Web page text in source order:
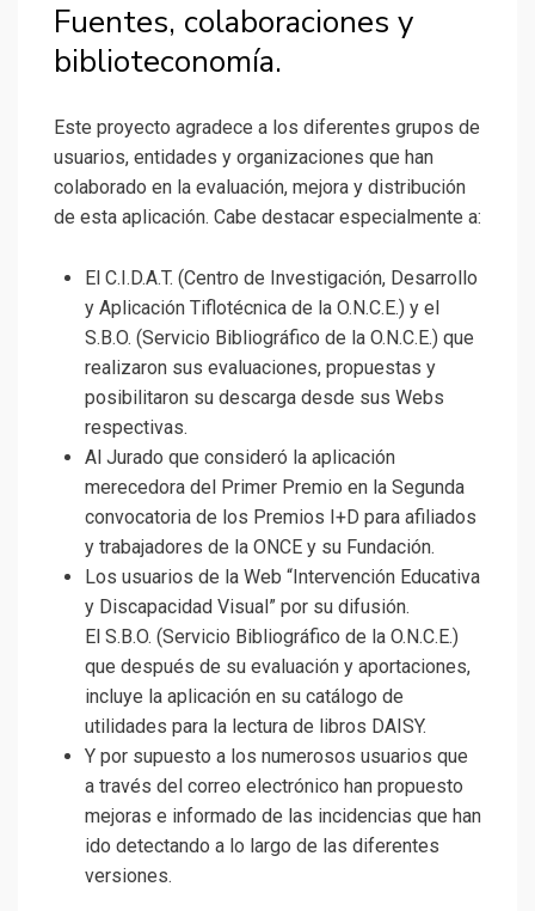
Fuentes, colaboraciones y
biblioteconomía.
Este proyecto agradece a los diferentes grupos de
usuarios, entidades y organizaciones que han
colaborado en la evaluación, mejora y distribución
de esta aplicación. Cabe destacar especialmente a:
El C.I.D.A.T. (Centro de Investigación, Desarrollo
y Aplicación Tiflotécnica de la O.N.C.E.) y el
S.B.O. (Servicio Bibliográfico de la O.N.C.E.) que
realizaron sus evaluaciones, propuestas y
posibilitaron su descarga desde sus Webs
respectivas.
Al Jurado que consideró la aplicación
merecedora del Primer Premio en la Segunda
convocatoria de los Premios I+D para afiliados
y trabajadores de la ONCE y su Fundación.
Los usuarios de la Web “Intervención Educativa
y Discapacidad Visual” por su difusión.
El S.B.O. (Servicio Bibliográfico de la O.N.C.E.)
que después de su evaluación y aportaciones,
incluye la aplicación en su catálogo de
utilidades para la lectura de libros DAISY.
Y por supuesto a los numerosos usuarios que
a través del correo electrónico han propuesto
mejoras e informado de las incidencias que han
ido detectando a lo largo de las diferentes
versiones.